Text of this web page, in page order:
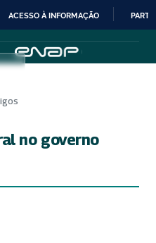
CONTEÚDO
ACESSO À INFORMAÇÃO
no governo